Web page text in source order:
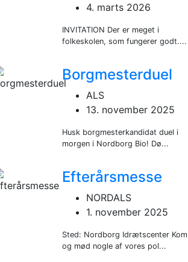
4. marts 2026
INVITATION Der er meget i
folkeskolen, som fungerer godt....
Borgmesterduel
ALS
13. november 2025
Husk borgmesterkandidat duel i
morgen i Nordborg Bio! Dø...
Efterårsmesse
NORDALS
1. november 2025
Sted: Nordborg Idrætscenter Kom
og mød nogle af vores pol...